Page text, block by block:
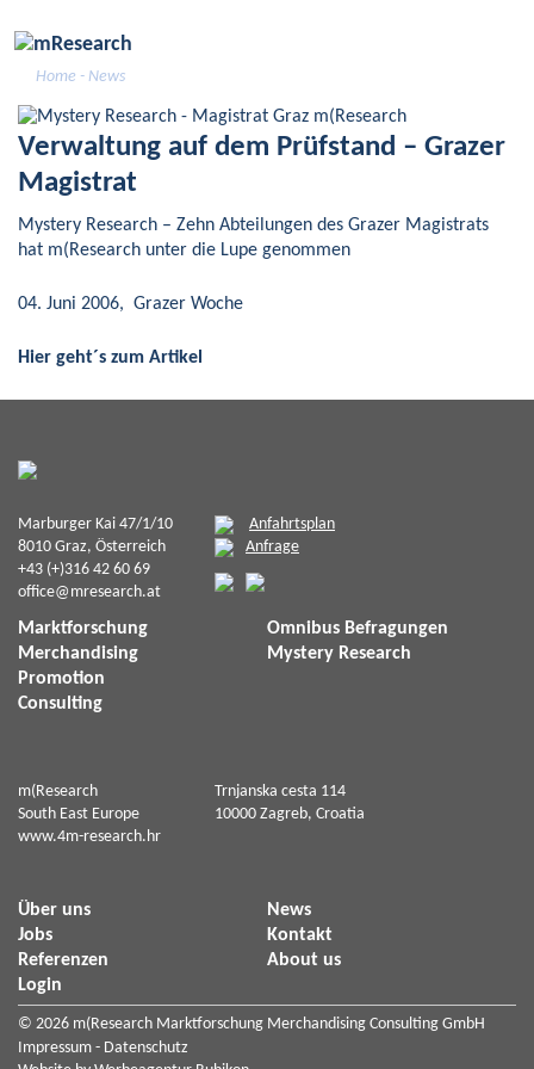
Home - News
Verwaltung auf dem Prüfstand – Grazer
Magistrat
Mystery Research – Zehn Abteilungen des Grazer Magistrats
hat m(Research unter die Lupe genommen
04. Juni 2006, Grazer Woche
Hier geht´s zum Artikel
Marburger Kai 47/1/10
8010 Graz, Österreich
+43 (+)316 42 60 69
office@mresearch.at
Anfahrtsplan
Anfrage
Marktforschung
Omnibus Befragungen
Mystery Research
Merchandising
Promotion
Consulting
m(Research
South East Europe
www.4m-research.hr
Trnjanska cesta 114
10000 Zagreb, Croatia
Über uns
News
Jobs
Kontakt
Referenzen
About us
Login
© 2026 m(Research Marktforschung Merchandising Consulting GmbH
Impressum
Datenschutz